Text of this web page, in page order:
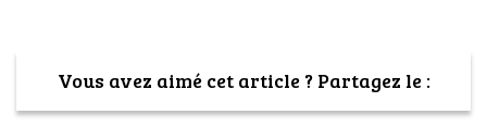
Vous avez aimé cet article ? Partagez le :